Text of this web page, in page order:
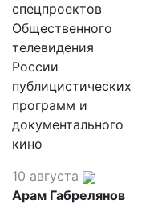
спецпроектов
Общественного
телевидения
России
публицистических
программ и
документального
кино
10 августа
Арам Габрелянов